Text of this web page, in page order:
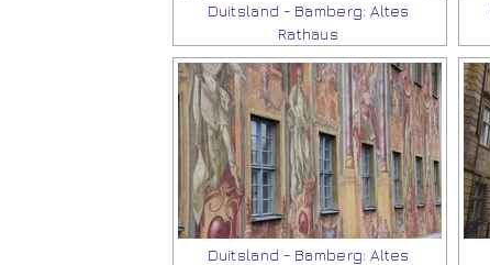
Duitsland - Bamberg: Altes
Rathaus
Duitsland - Bamberg: Altes